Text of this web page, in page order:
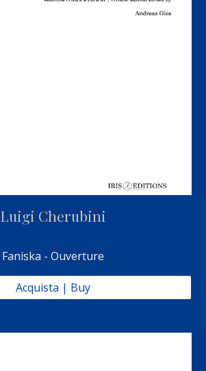
Luigi Cherubini
Faniska - Ouverture
Acquista | Buy